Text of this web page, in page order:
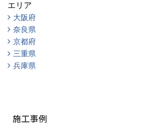
エリア
大阪府
奈良県
京都府
三重県
兵庫県
施工事例